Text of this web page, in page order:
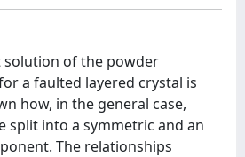
solution of the powder
a faulted layered crystal is
how, in the general case,
split into a symmetric and an
The relationships